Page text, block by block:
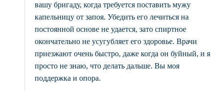
вашу бригаду, когда требуется поставить мужу
капельницу от запоя. Убедить его лечиться на
постоянной основе не удается, зато спиртное
окончательно не усугубляет его здоровье. Врачи
приезжают очень быстро, даже когда он буйный, и я
просто не знаю, что делать дальше. Вы моя
поддержка и опора.